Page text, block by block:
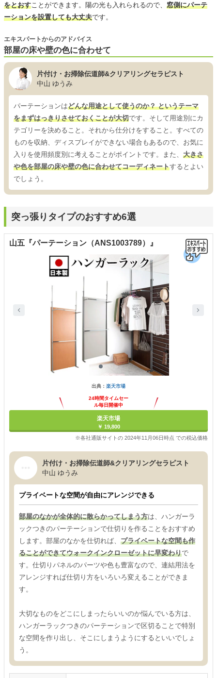
をとおすことができます。陽の光も入れられるので、 窓側にパーテ
ーションを設置しても大丈夫です。
部屋の床や壁の色に合わせて
エキスパートからのアドバイス
片付け・お掃除伝道師&クリアリングセラピスト
中山 ゆうみ
パーテーションはどんな用途として使うのか？ というテーマ
をまずはっきりさせておくことが大切です。そして用途別にカ
テゴリーを決めること。それから仕分けをすること。すべての
ものを収納、ディスプレイができない場合もあるので、お気に
入りを使用頻度別に考えることがポイントです。また、 大きさ
や色を部屋の床や壁の色に合わせてコーディネートするとよい
でしょう。
突っ張りタイプのおすすめ6選
山五『パーテーション（ANS1003789）』
出典： 楽天市場
24時間タイムセー
ル毎日開催中
楽天市場
￥ 19,800
※各社通販サイトの 2024年11月06日時点 での税込価格
片付け・お掃除伝道師&クリアリングセラピスト
中山 ゆうみ
プライベートな空間が自由にアレンジできる
部屋のなかが全体的に散らかってしまう方は、ハンガーラ
ックつきのパーテーションで仕切りを作ることをおすすめ
します。部屋のなかを仕切れば、 プライベートな空間も作
ることができてウォークインクローゼットに早変わりで
す。仕切りパネルのパーツや色も豊富なので、連結用法を
アレンジすれば仕切り方をいろいろ変えることができま
す。
大切なものをどこにしまったらいいのか悩んでいる方は、
ハンガーラックつきのパーテーションで区切ることで特別
な空間を作り出し、そこにしまうようにするといいでしょ
う。